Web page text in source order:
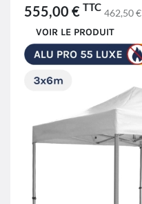
555,00 € TTC 462,50 €
VOIR LE PRODUIT